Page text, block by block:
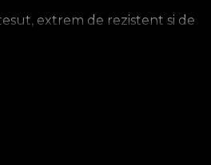
extrem de rezistent si de
o textura care aduce